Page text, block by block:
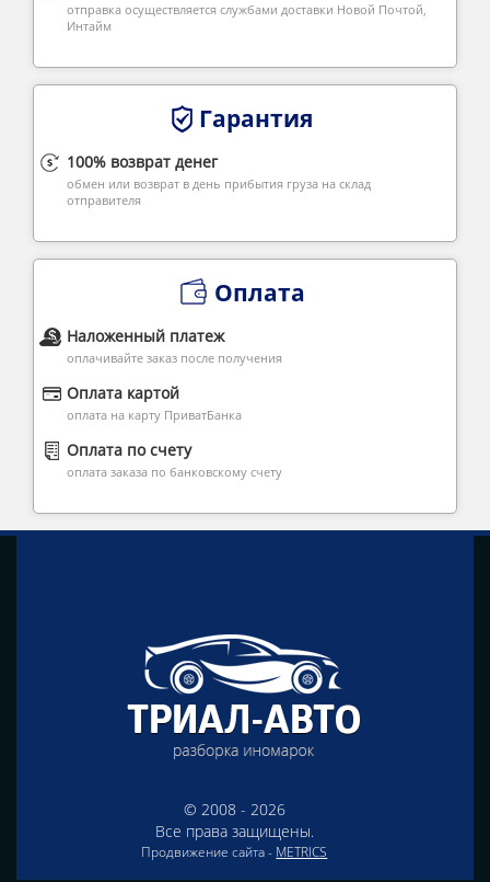
отправка осуществляется службами доставки Новой Почтой,
Интайм
Гарантия
100% возврат денег
обмен или возврат в день прибытия груза на склад
отправителя
Оплата
Наложенный платеж
оплачивайте заказ после получения
Оплата картой
оплата на карту ПриватБанка
Оплата по счету
оплата заказа по банковскому счету
© 2008 - 2026
Все права защищены.
Продвижение сайта - METRICS